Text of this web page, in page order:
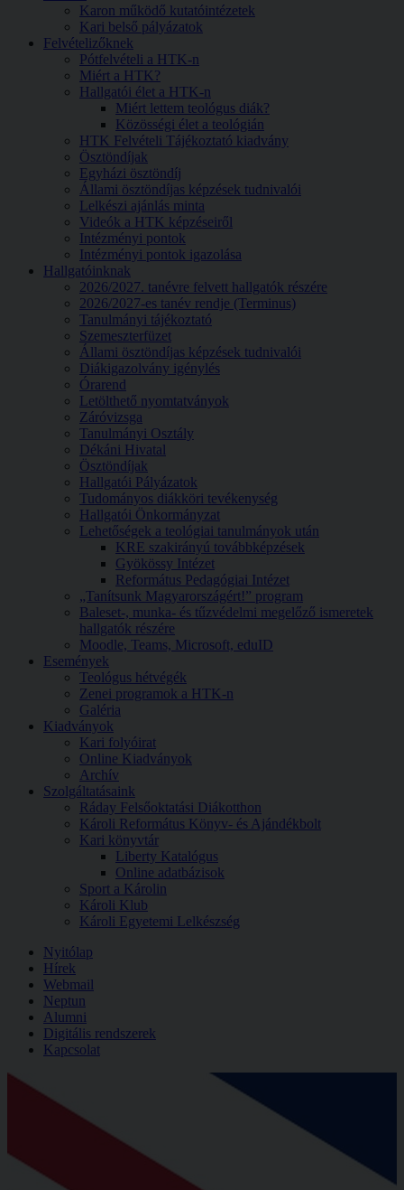
Karon működő kutatóintézetek
Kari belső pályázatok
Felvételizőknek
Pótfelvételi a HTK-n
Miért a HTK?
Hallgatói élet a HTK-n
Miért lettem teológus diák?
Közösségi élet a teológián
HTK Felvételi Tájékoztató kiadvány
Ösztöndíjak
Egyházi ösztöndíj
Állami ösztöndíjas képzések tudnivalói
Lelkészi ajánlás minta
Videók a HTK képzéseiről
Intézményi pontok
Intézményi pontok igazolása
Hallgatóinknak
2026/2027. tanévre felvett hallgatók részére
2026/2027-es tanév rendje (Terminus)
Tanulmányi tájékoztató
Szemeszterfüzet
Állami ösztöndíjas képzések tudnivalói
Diákigazolvány igénylés
Órarend
Letölthető nyomtatványok
Záróvizsga
Tanulmányi Osztály
Dékáni Hivatal
Ösztöndíjak
Hallgatói Pályázatok
Tudományos diákköri tevékenység
Hallgatói Önkormányzat
Lehetőségek a teológiai tanulmányok után
KRE szakirányú továbbképzések
Gyökössy Intézet
Református Pedagógiai Intézet
„Tanítsunk Magyarországért!” program
Baleset-, munka- és tűzvédelmi megelőző ismeretek
hallgatók részére
Moodle, Teams, Microsoft, eduID
Események
Teológus hétvégék
Zenei programok a HTK-n
Galéria
Kiadványok
Kari folyóirat
Online Kiadványok
Archív
Szolgáltatásaink
Ráday Felsőoktatási Diákotthon
Károli Református Könyv- és Ajándékbolt
Kari könyvtár
Liberty Katalógus
Online adatbázisok
Sport a Károlin
Károli Klub
Károli Egyetemi Lelkészség
Nyitólap
Hírek
Webmail
Neptun
Alumni
Digitális rendszerek
Kapcsolat